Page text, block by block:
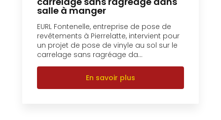
salle à manger
EURL Fontenelle, entreprise de pose de
revêtements à Pierrelatte, intervient pour
un projet de pose de vinyle au sol sur le
carrelage sans ragréage da...
En savoir plus